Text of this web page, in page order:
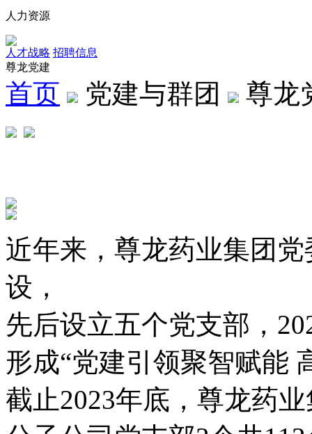
人力资源
人才战略 招聘信息
尊龙党建
首页 党建与群团 尊龙
近年来，尊龙药业集团
设，
先后设立五个党支部，
形成“党建引领聚智赋能
截止2023年底，尊龙药